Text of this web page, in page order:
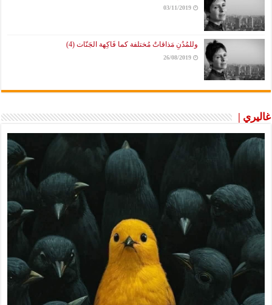
03/11/2019
وللمُدُنِ مَذاقاتٌ مُختلفة كما فَاكِهة الجَنّات (4)
26/08/2019
غاليري |